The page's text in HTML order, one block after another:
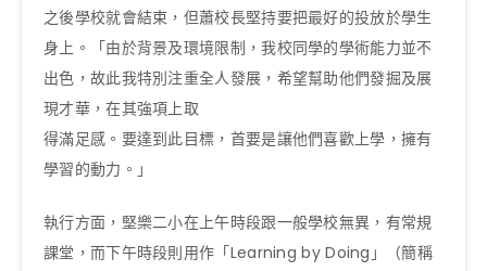
之後學校就會結束，但蕭校長堅持要把最好的投放於學生
身上。「由於背景及環境限制，我校同學的學術能力並不
出色，故此我特別注重全人發展，希望幫助他們發掘及展
現才華，在其強項上取
得滿足感。要達到此目標，首要是讓他們喜歡上學，擁有
學習的動力。」
執行方面，堅樂二小在上午時段跟一般學校無異，有常規
課堂，而下午時段則用作「Learning by Doing」（簡稱